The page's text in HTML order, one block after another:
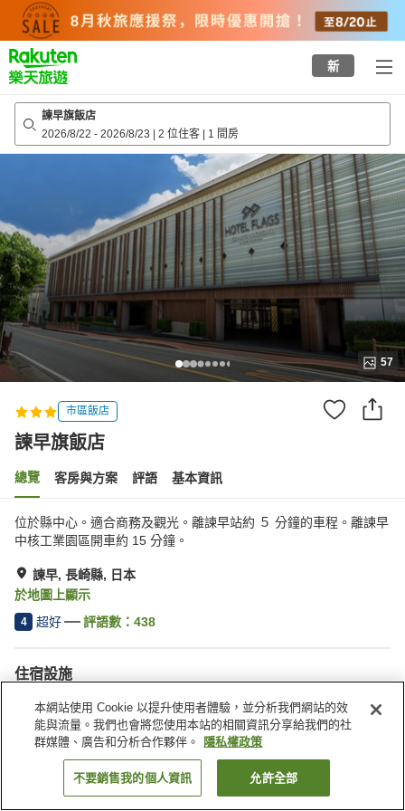
top
page
新
諫早旗飯店
2026/8/22 - 2026/8/23 | 2 位住客 | 1 間房
57
市區飯店
諫早旗飯店
總覽 客房與方案 評語 基本資訊
位於縣中心。適合商務及觀光。離諫早站約 ５ 分鐘的車程。離諫早
中核工業園區開車約 15 分鐘。
諫早, 長崎縣, 日本
於地圖上顯示
4 超好 評語數： 438
住宿設施
停車場
Spa／美容沙龍
餐廳
自動販賣機
找客房
本網站使用 Cookie 以提升使用者體驗，並分析我們網站的效
能與流量。我們也會將您使用本站的相關資訊分享給我們的社
群媒體、廣告和分析合作夥伴。
隱私權政策
不要銷售我的個人資訊 允許全部